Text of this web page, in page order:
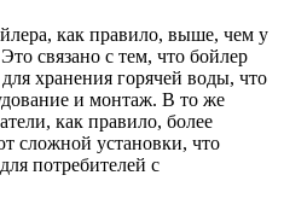
как правило, выше, чем у
связано с тем, что бойлер
для хранения горячей воды, что
и монтаж. В то же
как правило, более
сложной установки, что
потребителей с